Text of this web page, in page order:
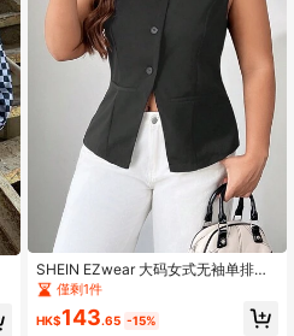
SHEIN EZwear 大码女式无袖单排扣
休闲西装，简约时尚，适合日常穿着
僅剩1件
HK$143.65 -15%